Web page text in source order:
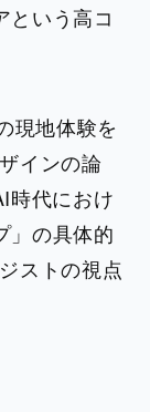
という高コ
現地体験を
インの論
時代におけ
」の具体的
ストの視点